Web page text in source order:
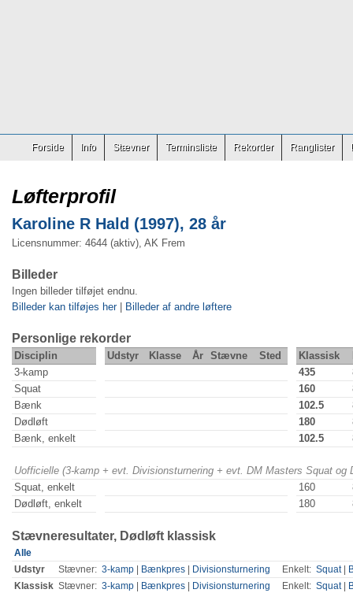
Forside Info Stævner Terminsliste Rekorder Ranglister
Løfterprofil
Karoline R Hald (1997), 28 år
Licensnummer: 4644 (aktiv), AK Frem
Billeder
Ingen billeder tilføjet endnu.
Billeder kan tilføjes her| Billeder af andre løftere
Personlige rekorder
Disciplin Udstyr Klasse År Stævne Sted Klassisk
3-kamp
435
Squat
160
Bænk
102.5
Dødløft
180
Bænk, enkelt
102.5
Uofficielle (3-kamp + evt. Divisionsturnering + evt. DM Masters Squat
Squat, enkelt
160
Dødløft, enkelt
180
Stævneresultater, Dødløft klassisk
Alle
Udstyr
Stævner: 3-kamp Bænkpres Divisionsturnering Enkelt: Squat|
Klassisk Stævner: 3-kamp Bænkpres Divisionsturnering Enkelt: Squat|